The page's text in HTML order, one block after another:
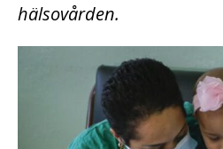
hälsovården.